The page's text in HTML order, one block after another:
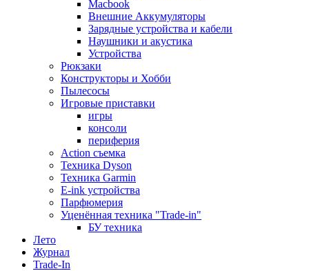
Macbook
Внешние Аккумуляторы
Зарядные устройства и кабели
Наушники и акустика
Устройства
Рюкзаки
Конструкторы и Хобби
Пылесосы
Игровые приставки
игры
консоли
периферия
Action съемка
Техника Dyson
Техника Garmin
E-ink устройства
Парфюмерия
Уценённая техника "Trade-in"
БУ техника
Лето
Журнал
Trade-In